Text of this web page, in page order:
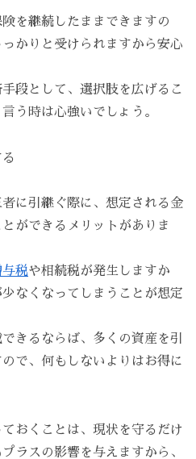
を継続したままできますの
かりと受けられますから安心
段として、選択肢を広げるこ
う時は心強いでしょう。
者に引継ぐ際に、想定される金
ができるメリットがありま
与税や相続税が発生しますか
なくなってしまうことが想定
きるならば、多くの資産を引
で、何もしないよりはお得に
おくことは、現状を守るだけ
ラスの影響を与えますから、